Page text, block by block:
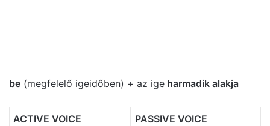
be (megfelelő igeidőben) + az ige harmadik alakja
ACTIVE VOICE PASSIVE VOICE